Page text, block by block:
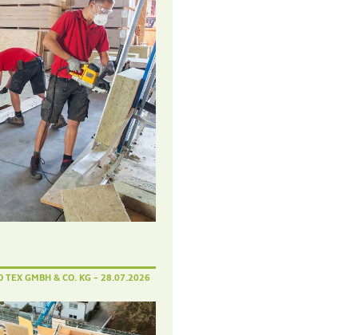
TEX GMBH & CO. KG– 28.07.2026